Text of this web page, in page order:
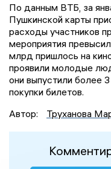
По данным ВТБ, за
Пушкинской карты
расходы участников
мероприятия
млрд пришлось на
проявили молодые
они выпустили более
покупки билетов.
Автор:
Труханова